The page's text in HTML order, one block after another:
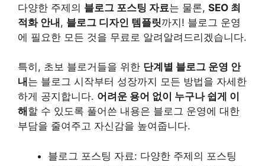
다양한 주제의 블로그 포스팅 자료는 물론, SEO 최
적화 안내, 블로그 디자인 템플릿까지! 블로그 운영
에 필요한 모든 것을 무료로 알려알려드리겠습니다.
특히, 초보 블로거들을 위한 단계별 블로그 운영 안
내 는 블로그 시작부터 성장까지 모든 방법을 자세한
하게 공지합니다. 어려운 용어 없이 누구나 쉽게 이
해 할 수 있도록 풀어쓴 내용은 블로그 운영에 대한
부담을 줄여주고 자신감을 높여줍니다.
블로그 포스팅 자료: 다양한 주제의 포스팅